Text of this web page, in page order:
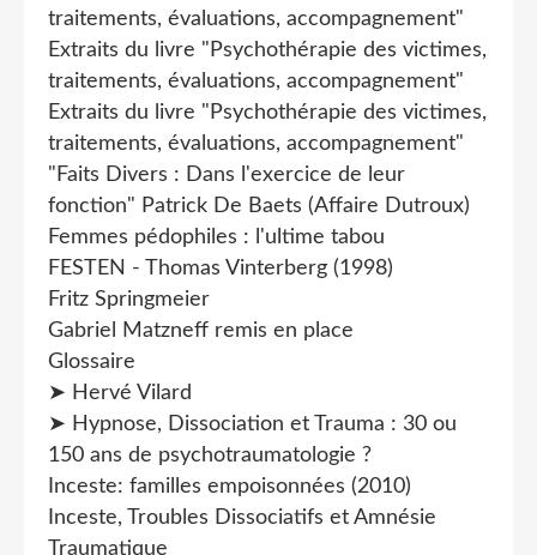
traitements, évaluations, accompagnement"
Extraits du livre "Psychothérapie des victimes,
traitements, évaluations, accompagnement"
Extraits du livre "Psychothérapie des victimes,
traitements, évaluations, accompagnement"
"Faits Divers : Dans l'exercice de leur
fonction" Patrick De Baets (Affaire Dutroux)
Femmes pédophiles : l'ultime tabou
FESTEN - Thomas Vinterberg (1998)
Fritz Springmeier
Gabriel Matzneff remis en place
Glossaire
➤ Hervé Vilard
➤ Hypnose, Dissociation et Trauma : 30 ou
150 ans de psychotraumatologie ?
Inceste: familles empoisonnées (2010)
Inceste, Troubles Dissociatifs et Amnésie
Traumatique